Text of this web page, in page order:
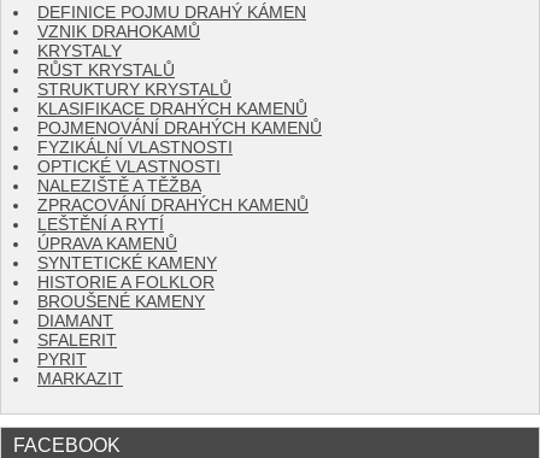
DEFINICE POJMU DRAHÝ KÁMEN
VZNIK DRAHOKAMŮ
KRYSTALY
RŮST KRYSTALŮ
STRUKTURY KRYSTALŮ
KLASIFIKACE DRAHÝCH KAMENŮ
POJMENOVÁNÍ DRAHÝCH KAMENŮ
FYZIKÁLNÍ VLASTNOSTI
OPTICKÉ VLASTNOSTI
NALEZIŠTĚ A TĚŽBA
ZPRACOVÁNÍ DRAHÝCH KAMENŮ
LEŠTĚNÍ A RYTÍ
ÚPRAVA KAMENŮ
SYNTETICKÉ KAMENY
HISTORIE A FOLKLOR
BROUŠENÉ KAMENY
DIAMANT
SFALERIT
PYRIT
MARKAZIT
FACEBOOK